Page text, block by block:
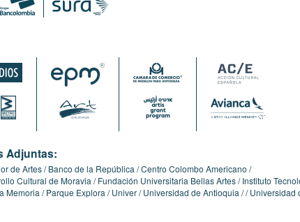
Adjuntas:
de Artes Banco de la República Centro Colombo Americano
Cultural de Moravia
Fundación Universitaria Bellas Artes Instituto
Memoria
Parque Explora Univer Universidad de Antioquia Universidad